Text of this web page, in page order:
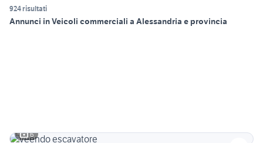
924 risultati
Annunci in Veicoli commerciali a Alessandria e provincia
6